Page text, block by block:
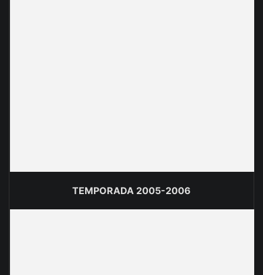
TEMPORADA 2005-2006